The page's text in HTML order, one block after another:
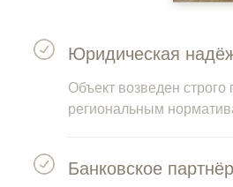
Банковское
Объект возведен
региональным
Юридическая